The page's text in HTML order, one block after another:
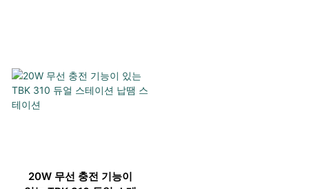
20W 무선 충전 기능이